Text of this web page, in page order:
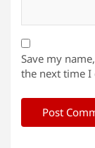
Save my
the next time I